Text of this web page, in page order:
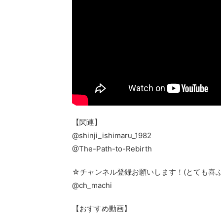
【関連】
@shinji_ishimaru_1982
@The-Path-to-Rebirth
☆チャンネル登録お願いします！(とても喜
@ch_machi
【おすすめ動画】